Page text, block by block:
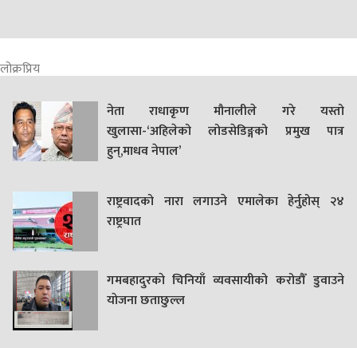
लोक्रप्रिय
नेता राधाकृण मौनालीले गरे यस्तो
खुलासा-‘अहिलेको लोडसेडिङ्गको प्रमुख पात्र
हुन्,माधव नेपाल’
राष्ट्रवादको नारा लगाउने एमालेका हेर्नुहोस् २४
राष्ट्रघात
गमबहादुरकाे चिनियाँ व्यवसायीको करोडौँ डुवाउने
याेजना छताछुल्ल